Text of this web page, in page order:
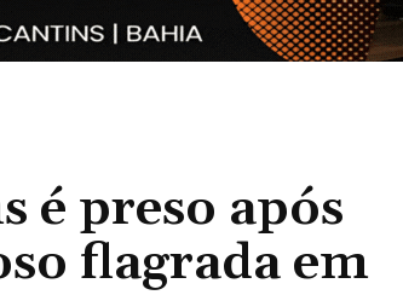
é preso após
flagrada em